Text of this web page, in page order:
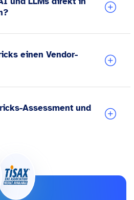
einen Vendor-
Assessment und